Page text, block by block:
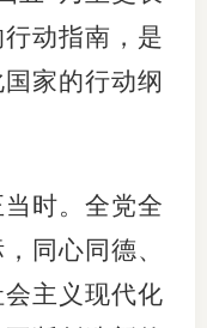
动指南，是
家的行动纲
时。全党全
同心同德、
主义现代化